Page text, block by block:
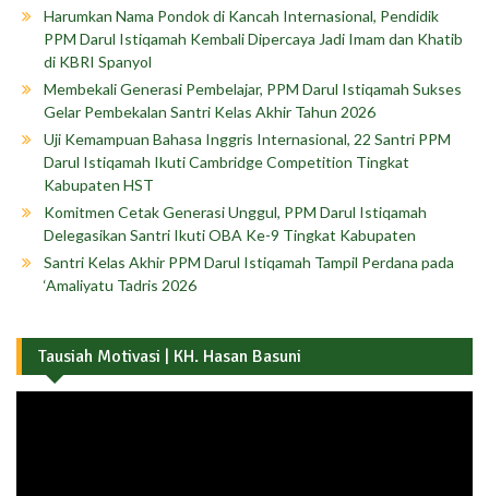
Harumkan Nama Pondok di Kancah Internasional, Pendidik
PPM Darul Istiqamah Kembali Dipercaya Jadi Imam dan Khatib
di KBRI Spanyol
Membekali Generasi Pembelajar, PPM Darul Istiqamah Sukses
Gelar Pembekalan Santri Kelas Akhir Tahun 2026
Uji Kemampuan Bahasa Inggris Internasional, 22 Santri PPM
Darul Istiqamah Ikuti Cambridge Competition Tingkat
Kabupaten HST
Komitmen Cetak Generasi Unggul, PPM Darul Istiqamah
Delegasikan Santri Ikuti OBA Ke-9 Tingkat Kabupaten
Santri Kelas Akhir PPM Darul Istiqamah Tampil Perdana pada
‘Amaliyatu Tadris 2026
Tausiah Motivasi | KH. Hasan Basuni